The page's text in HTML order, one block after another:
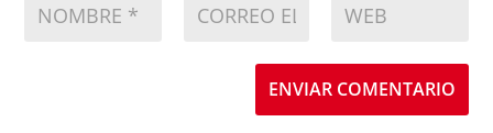
ENVIAR COMENTARIO